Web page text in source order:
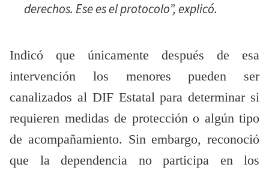
derechos. Ese es el protocolo”, explicó.
Indicó que únicamente después de esa
intervención los menores pueden ser
canalizados al DIF Estatal para determinar si
requieren medidas de protección o algún tipo
de acompañamiento. Sin embargo, reconoció
que la dependencia no participa en los